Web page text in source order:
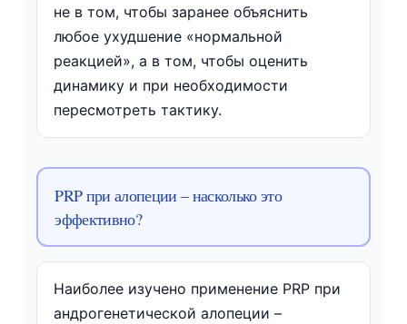
не в том, чтобы заранее объяснить
любое ухудшение «нормальной
реакцией», а в том, чтобы оценить
динамику и при необходимости
пересмотреть тактику.
PRP при алопеции – насколько это
эффективно?
Наиболее изучено применение PRP при
андрогенетической алопеции –